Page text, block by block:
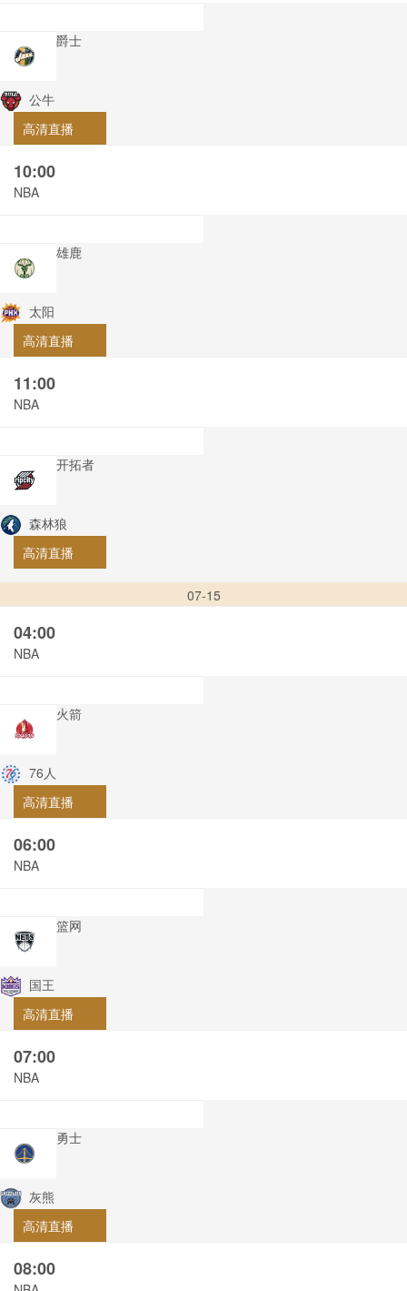
爵士
公牛
高清直播
10:00
NBA
雄鹿
太阳
高清直播
11:00
NBA
开拓者
森林狼
高清直播
07-15
04:00
NBA
火箭
76人
高清直播
06:00
NBA
篮网
国王
高清直播
07:00
NBA
勇士
灰熊
高清直播
08:00